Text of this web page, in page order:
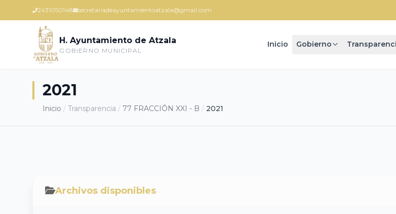
2431050148 secretariadeayuntamientoatzala@gmail.com
H. Ayuntamiento de Atzala
GOBIERNO MUNICIPAL
Inicio Gobierno
2021
Inicio / Transparencia / 77 FRACCIÓN XXI - B / 2021
Archivos disponibles